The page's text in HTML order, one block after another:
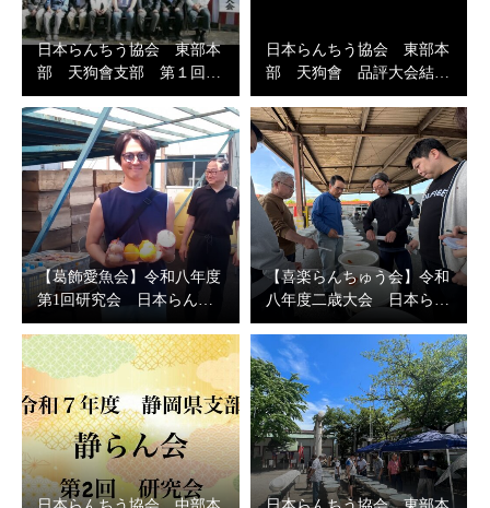
日本らんちう協会 東部本
部 天狗會支部 第１回…
日本らんちう協会 東部本
部 天狗會 品評大会結…
【葛飾愛魚会】令和八年度
第1回研究会 日本らん…
【喜楽らんちゅう会】令和
八年度二歳大会 日本ら…